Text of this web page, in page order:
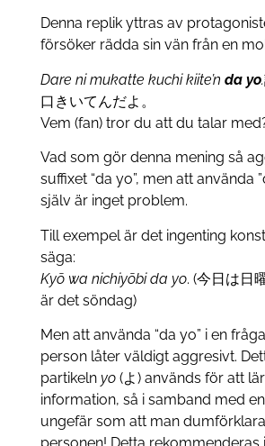
Denna replik yttras av
försöker rädda sin vän från en
Dare ni mukatte kuchi kiite’n da yo.
口きいてんだよ。
Vem (fan) tror du att du talar
Vad som gör denna mening så
suffixet “da yo”, men att använda
själv är inget problem.
Till exempel är det ingenting
säga:
Kyō wa nichiyōbi da yo. (今日は日
är det söndag)
Men att använda “da yo” i en
person låter väldigt aggresivt.
partikeln yo(よ) används för att
information, så i samband med
ungefär som att man